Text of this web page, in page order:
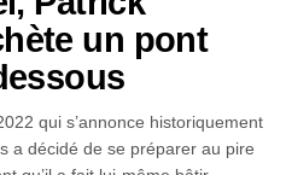
un pont
qui s’annonce historiquement
a décidé de se préparer au pire